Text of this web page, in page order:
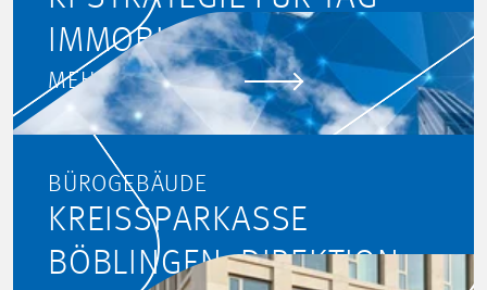
IMMOBILIEN, HAMBURG
MEHR ERFAHREN
BÜROGEBÄUDE
KREISSPARKASSE
BÖBLINGEN, DIREKTION